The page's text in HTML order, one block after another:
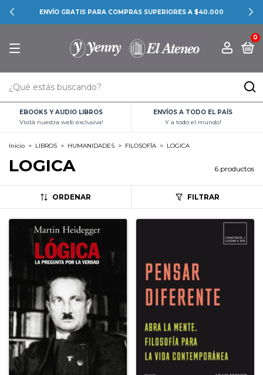
ENVÍO GRATIS PARA COMPRAS SUPERIORES A $40.000
0
EBOOKS Y AUDIO LIBROS
Visitá nuestra web exclusiva!
ENVÍOS A TODO EL PAÍS
Y a todo el mundo!
Inicio > LIBROS > HUMANIDADES > FILOSOFÍA > LOGICA
LOGICA 6 productos
ORDENAR FILTRAR